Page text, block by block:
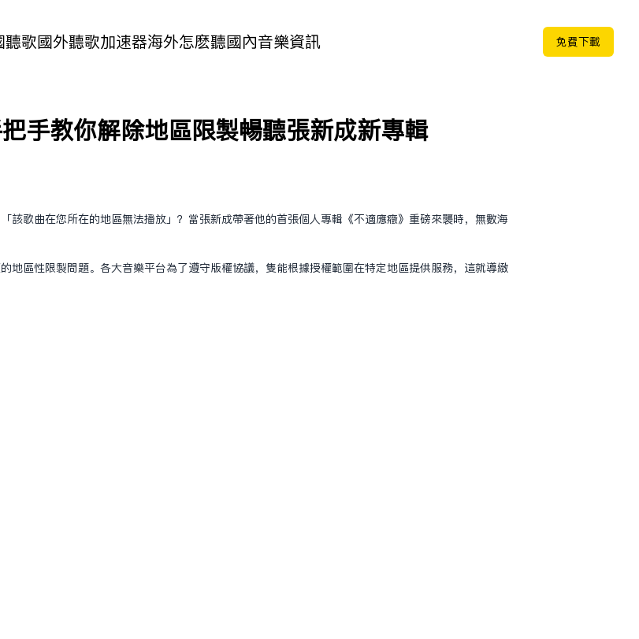
聽歌國外聽歌加速器海外怎麽聽國內音樂資訊 免费下载
手教你解除地區限制暢聽張新成新專輯
該歌曲在您所在的地區無法播放」？當張新成帶著他的首張個人專輯《不適應症》重磅來襲時，無數海
地區性限制問題。各大音樂平台為了遵守版權協議，只能根據授權範圍在特定地區提供服務，這就導致